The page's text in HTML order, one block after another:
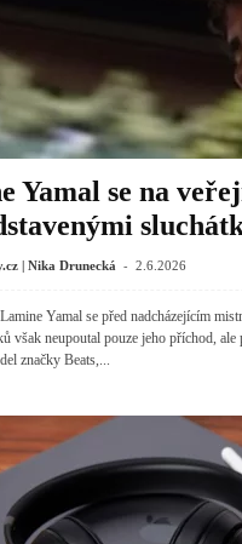
Yamal se na
| Nika Drunecká - 2.6.2026
Yamal se před nadcházejícím
však neupoutal pouze jeho příchod,
značky Beats,...